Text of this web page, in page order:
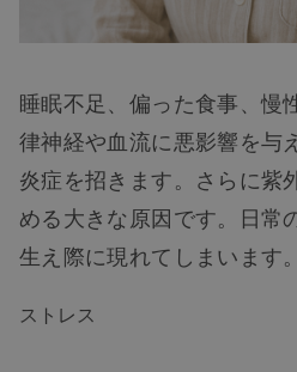
睡眠不足、偏った食事、慢
律神経や血流に悪影響を与
炎症を招きます。さらに紫
める大きな原因です。日常
生え際に現れてしまいます。
ストレス